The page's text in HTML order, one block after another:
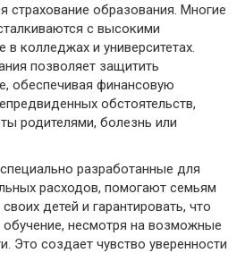
страхование образования. Многие
с высокими
в колледжах и университетах.
позволяет защитить
обеспечивая финансовую
обстоятельств,
родителями, болезнь или
разработанные для
расходов, помогают семьям
детей и гарантировать, что
обучение, несмотря на возможные
Это создает чувство уверенности